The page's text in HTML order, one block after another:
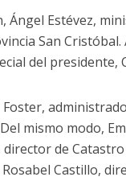
Ángel Estévez,
San Cristóbal.
del presidente,
mismo modo,
de
Rosabel Castillo,